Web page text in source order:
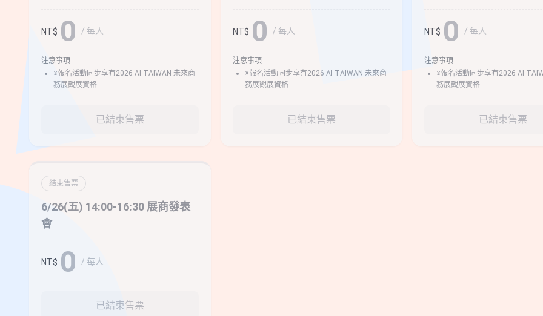
NT$ 0 / 每人
注意事項
※報名活動同步享有2026 AI TAIWAN 未來商
務展觀展資格
已結束售票
NT$ 0 / 每人
注意事項
※報名活動同步享有2026 AI TAIWAN 未來商
務展觀展資格
已結束售票
NT$ 0 / 每人
注意事項
※報名活動同步享有2026 AI
務展觀展資格
已結束售票
結束售票
6/26(五) 14:00-16:30 展商發表
會
NT$ 0 / 每人
已結束售票